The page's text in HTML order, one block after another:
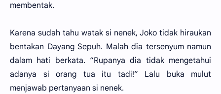
membentak.
Karena sudah tahu watak si nenek, Joko tidak hiraukan
bentakan Dayang Sepuh. Malah dia tersenyum namun
dalam hati berkata. “Rupanya dia tidak mengetahui
adanya si orang tua itu tadi!” Lalu buka mulut
menjawab pertanyaan si nenek.